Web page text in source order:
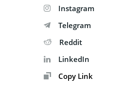
Instagram
Telegram
Reddit
LinkedIn
Copy Link